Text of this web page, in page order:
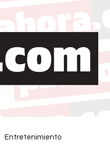
Entretenimiento